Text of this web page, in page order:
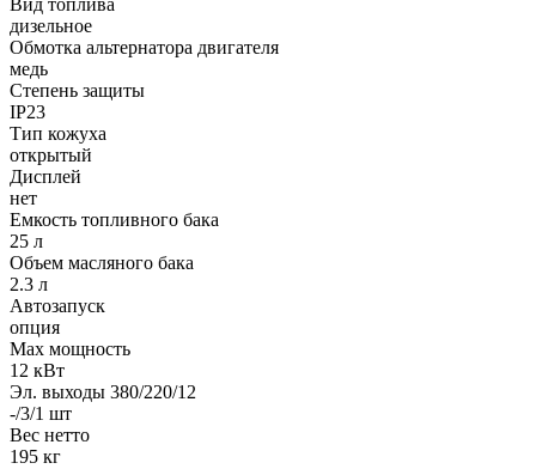
Вид топлива
дизельное
Обмотка альтернатора двигателя
медь
Степень защиты
IP23
Тип кожуха
открытый
Дисплей
нет
Емкость топливного бака
25 л
Объем масляного бака
2.3 л
Автозапуск
опция
Max мощность
12 кВт
Эл. выходы 380/220/12
-/3/1 шт
Вес нетто
195 кг